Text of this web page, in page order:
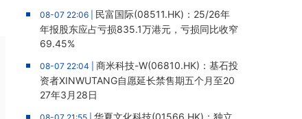
08-07 22:06 | 民富国际(08511.HK)：25/26年
年报股东应占亏损835.1万港元，亏损同比收窄
69.45%
08-07 22:04 | 商米科技-W(06810.HK)：基石投
资者XINWUTANG自愿延长禁售期五个月至20
27年3月28日
华夏文化科技(01566.HK)：独立